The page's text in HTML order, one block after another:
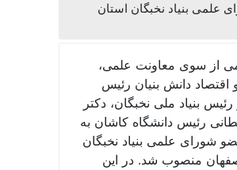
علمی بنیاد نخبگان استان
از سوی معاونت علمی،
اقتصاد دانش بنیان رئیس
بنیاد ملی نخبگان، دکتر
رئیس دانشگاه کاشان به
شورای علمی بنیاد نخبگان
منصوب شد. در این